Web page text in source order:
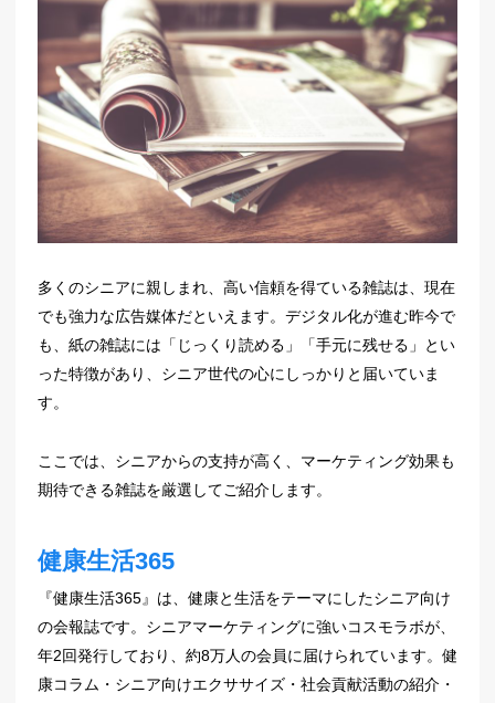
多くのシニアに親しまれ、高い信頼を得ている雑誌は、現在
でも強力な広告媒体だといえます。デジタル化が進む昨今で
も、紙の雑誌には「じっくり読める」「手元に残せる」とい
った特徴があり、シニア世代の心にしっかりと届いていま
す。
ここでは、シニアからの支持が高く、マーケティング効果も
期待できる雑誌を厳選してご紹介します。
健康生活365
『健康生活365』は、健康と生活をテーマにしたシニア向け
の会報誌です。シニアマーケティングに強いコスモラボが、
年2回発行しており、約8万人の会員に届けられています。健
康コラム・シニア向けエクササイズ・社会貢献活動の紹介・